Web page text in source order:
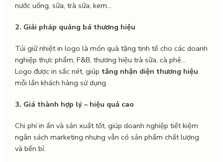
nước uống, sữa, trà sữa, kem…
2. Giải pháp quảng bá thương hiệu
Túi giữ nhiệt in logo là món quà tặng tinh tế cho các doanh
nghiệp thực phẩm, F&B, thương hiệu trà sữa, cà phê…
Logo được in sắc nét, giúp tăng nhận diện thương hiệu
mỗi lần khách hàng sử dụng.
3. Giá thành hợp lý – hiệu quả cao
Chi phí in ấn và sản xuất tốt, giúp doanh nghiệp tiết kiệm
ngân sách marketing nhưng vẫn có sản phẩm chất lượng
và bền bỉ.